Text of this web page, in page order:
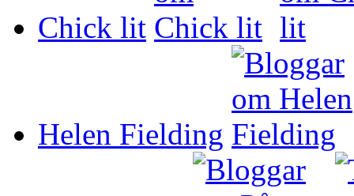
Chick lit
Helen Fielding